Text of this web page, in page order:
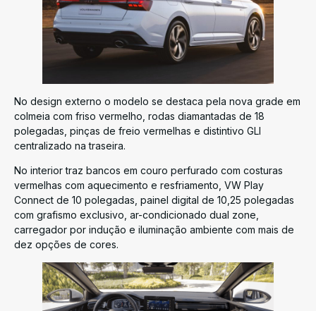
No design externo o modelo se destaca pela nova grade em
colmeia com friso vermelho, rodas diamantadas de 18
polegadas, pinças de freio vermelhas e distintivo GLI
centralizado na traseira.
No interior traz bancos em couro perfurado com costuras
vermelhas com aquecimento e resfriamento, VW Play
Connect de 10 polegadas, painel digital de 10,25 polegadas
com grafismo exclusivo, ar-condicionado dual zone,
carregador por indução e iluminação ambiente com mais de
dez opções de cores.